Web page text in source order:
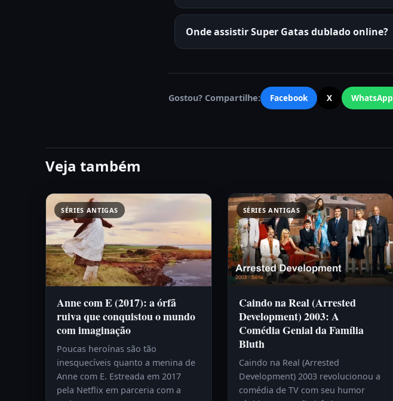
Onde assistir Super Gatas dublado online?
Gostou? Compartilhe: Facebook X WhatsApp
Veja também
SÉRIES ANTIGAS
Anne com E (2017): a órfã
ruiva que conquistou o mundo
com imaginação
Poucas heroínas são tão
inesquecíveis quanto a menina de
Anne com E. Estreada em 2017
pela Netflix em parceria com a
SÉRIES ANTIGAS
Caindo na Real (Arrested
Development) 2003: A
Comédia Genial da Família
Bluth
Caindo na Real (Arrested
Development) 2003 revolucionou a
comédia de TV com seu humor